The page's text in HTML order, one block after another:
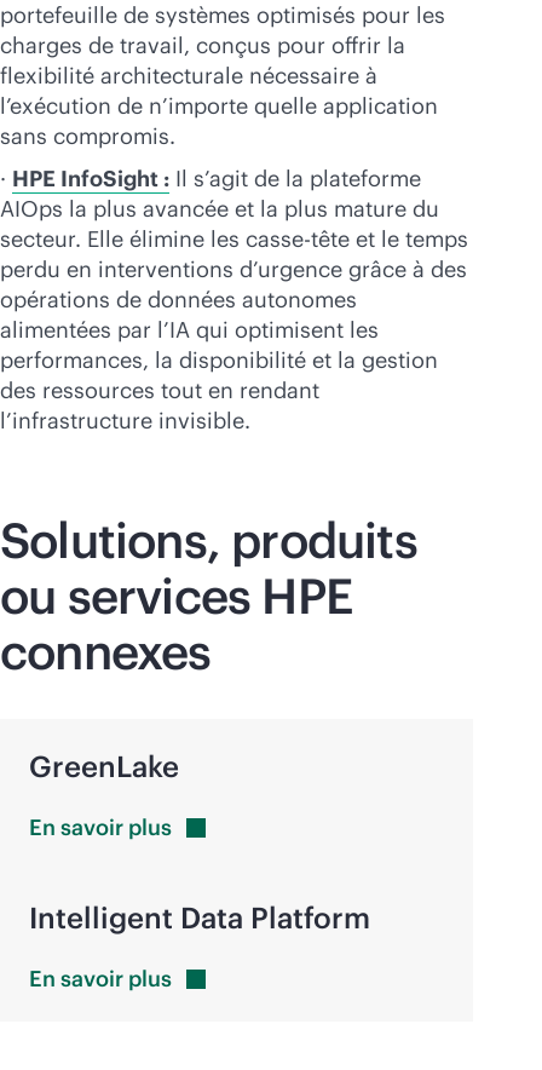
portefeuille de systèmes optimisés pour les
charges de travail, conçus pour offrir la
flexibilité architecturale nécessaire à
l’exécution de n’importe quelle application
sans compromis.
· HPE InfoSight : Il s’agit de la plateforme
AIOps la plus avancée et la plus mature du
secteur. Elle élimine les casse-tête et le temps
perdu en interventions d’urgence grâce à des
opérations de données autonomes
alimentées par l’IA qui optimisent les
performances, la disponibilité et la gestion
des ressources tout en rendant
l’infrastructure invisible.
Solutions, produits
ou services HPE
connexes
GreenLake
En savoir plus
Intelligent Data Platform
En savoir plus